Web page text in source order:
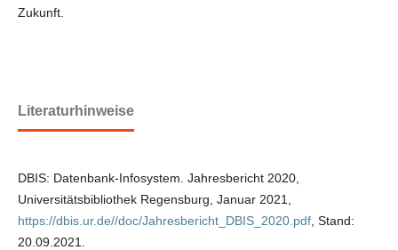
Zukunft.
Literaturhinweise
DBIS: Datenbank-Infosystem. Jahresbericht 2020,
Universitätsbibliothek Regensburg, Januar 2021,
https://dbis.ur.de//doc/Jahresbericht_DBIS_2020.pdf, Stand:
20.09.2021.